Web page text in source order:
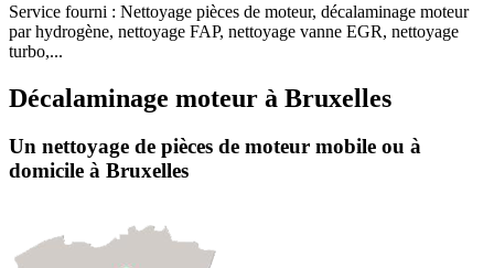
Service fourni : Nettoyage pièces de moteur, décalaminage moteur
par hydrogène, nettoyage FAP, nettoyage vanne EGR, nettoyage
turbo,...
Décalaminage moteur à Bruxelles
Un nettoyage de pièces de moteur mobile ou à
domicile à Bruxelles